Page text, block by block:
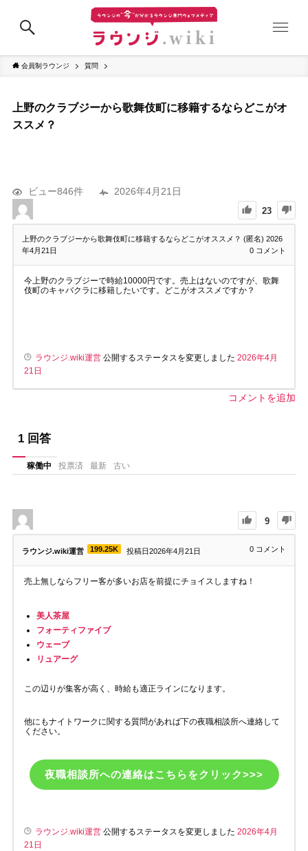
会員制ラウンジ 質問
上野のクラブジーから歌舞伎町に移籍するならどこがオ
ススメ？
ビュー846件 2026年4月21日
23
上野のクラブジーから歌舞伎町に移籍するならどこがオススメ？ (匿名) 2026
年4月21日
0 コメント
今上野のクラブジーで時給10000円です。売上はないのですが、歌舞
伎町のキャバクラに移籍したいです。どこがオススメですか？
ラウンジ.wiki運営公開するステータスを変更しました 2026年4月
21日
コメントを追加
1 回答
稼働中 投票済 最新 古い
9
ラウンジ.wiki運営 199.25K 投稿日2026年4月21日 0 コメント
売上無しならフリー客が多いお店を前提にチョイスしますね！
美人茶屋
フォーティファイブ
ウェーブ
リュアーグ
この辺りが集客が高く、時給も適正ラインになります。
他にもナイトワークに関する質問があれば下の夜職相談所へ連絡して
ください。
夜職相談所への連絡はこちらをクリック>>>
ラウンジ.wiki運営公開するステータスを変更しました 2026年4月
21日